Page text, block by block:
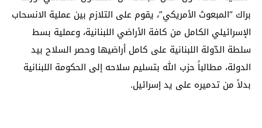
براك “المبعوث الأمريكي”، يقوم على التلازم بين عملية الانسحاب
الإسرائيلي الكامل من كافة الأراضي اللبنانية، وعملية بسط
سلطة الدّولة اللبنانية على كامل أراضيها وحصر السلاح بيد
الدولة، مطالباً حزب الله بتسليم سلاحه إلى الحكومة اللبنانية
بدلاً من تدميره على يد إسرائيل.